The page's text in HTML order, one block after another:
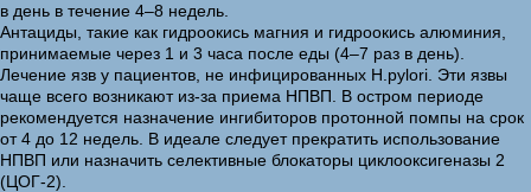
в день в течение 4–8 недель.
Антациды, такие как гидроокись магния и гидроокись алюминия,
принимаемые через 1 и 3 часа после еды (4–7 раз в день).
Лечение язв у пациентов, не инфицированных H.pylori. Эти язвы
чаще всего возникают из-за приема НПВП. В остром периоде
рекомендуется назначение ингибиторов протонной помпы на срок
от 4 до 12 недель. В идеале следует прекратить использование
НПВП или назначить селективные блокаторы циклооксигеназы 2
(ЦОГ-2).